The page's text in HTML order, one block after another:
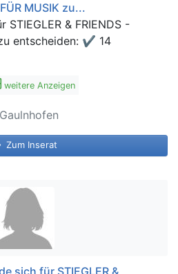
MUSIK zu...
& FRIENDS -
entscheiden: ✔ 14
weitere Anzeigen
Zum Inserat